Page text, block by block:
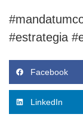
#estrategia
Facebook
LinkedIn